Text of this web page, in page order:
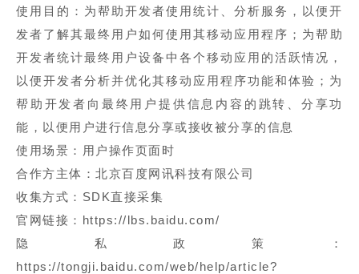
使用目的：为帮助开发者使用统计、分析服务，以便开
发者了解其最终用户如何使用其移动应用程序；为帮助
开发者统计最终用户设备中各个移动应用的活跃情况，
以便开发者分析并优化其移动应用程序功能和体验；为
帮助开发者向最终用户提供信息内容的跳转、分享功
能，以便用户进行信息分享或接收被分享的信息
使用场景：用户操作页面时
合作方主体：北京百度网讯科技有限公司
收集方式：SDK直接采集
官网链接：https://lbs.baidu.com/
隐私政策：
https://tongji.baidu.com/web/help/article?